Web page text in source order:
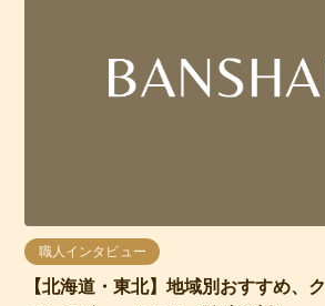
職人インタビュー
【北海道・東北】地域別おすすめ、